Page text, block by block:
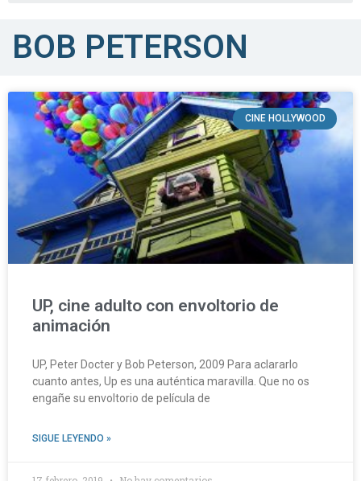
BOB PETERSON
CINE HOLLYWOOD
UP, cine adulto con envoltorio de
animación
UP, Peter Docter y Bob Peterson, 2009 Para aclararlo
cuanto antes, Up es una auténtica maravilla. Que no os
engañe su envoltorio de película de
SIGUE LEYENDO »